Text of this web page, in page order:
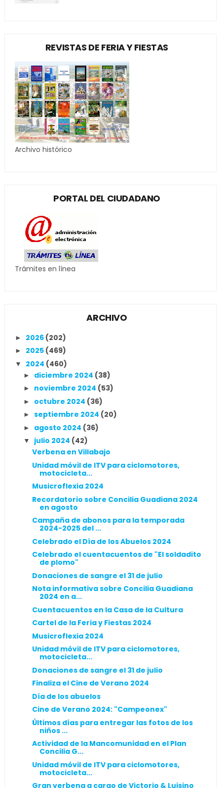
REVISTAS DE FERIA Y FIESTAS
Archivo histórico
PORTAL DEL CIUDADANO
Trámites en línea
ARCHIVO
► 2026 (202)
► 2025 (469)
▼ 2024 (460)
► diciembre 2024 (38)
► noviembre 2024 (53)
► octubre 2024 (36)
► septiembre 2024 (20)
► agosto 2024 (36)
▼ julio 2024 (42)
Verbena en Villabajo
Unidad móvil de ITV para ciclomotores,
motocicleta...
Musicroflexia 2024
Recordatorio sobre Concilia Guadiana 2024
en agosto
Campaña de abonos para la temporada
2024-2025 del ...
Celebrado el Día de los Abuelos 2024
Celebrado el cuentacuentos de "El soldadito
de plomo"
Donaciones de sangre el 31 de julio
Nota informativa sobre Concilia Guadiana
2024 en a...
Cuentacuentos en la Casa de la Cultura
Cartel de la Feria y Fiestas 2024
Musicroflexia 2024
Unidad móvil de ITV para ciclomotores,
motocicleta...
Donaciones de sangre el 31 de julio
Finaliza el Cine de Verano 2024
Día de los abuelos
Cine de Verano 2024: "Campeonex"
Últimos días para entregar las fotos de los
niños ...
Actividad de la Mancomunidad en el Plan
Concilia G...
Unidad móvil de ITV para ciclomotores,
motocicleta...
Gran verbena a cargo de Victorio & Luisino